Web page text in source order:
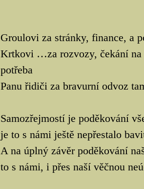
Groulovi za stránky, finance, a
Krtkovi …za rozvozy, čekání na
potřeba
Panu řidiči za bravurní odvoz
Samozřejmostí je poděkování
je to s námi ještě nepřestalo
A na úplný závěr poděkování
to s námi, i přes naší věčnou